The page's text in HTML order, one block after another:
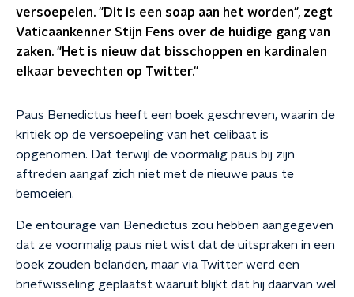
versoepelen. "Dit is een soap aan het worden", zegt
Vaticaankenner Stijn Fens over de huidige gang van
zaken. "Het is nieuw dat bisschoppen en kardinalen
elkaar bevechten op Twitter."
Paus Benedictus heeft een boek geschreven, waarin de
kritiek op de versoepeling van het celibaat is
opgenomen. Dat terwijl de voormalig paus bij zijn
aftreden aangaf zich niet met de nieuwe paus te
bemoeien.
De entourage van Benedictus zou hebben aangegeven
dat ze voormalig paus niet wist dat de uitspraken in een
boek zouden belanden, maar via Twitter werd een
briefwisseling geplaatst waaruit blijkt dat hij daarvan wel